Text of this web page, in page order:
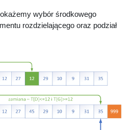
my wybór środkowego
rozdzielającego oraz podział